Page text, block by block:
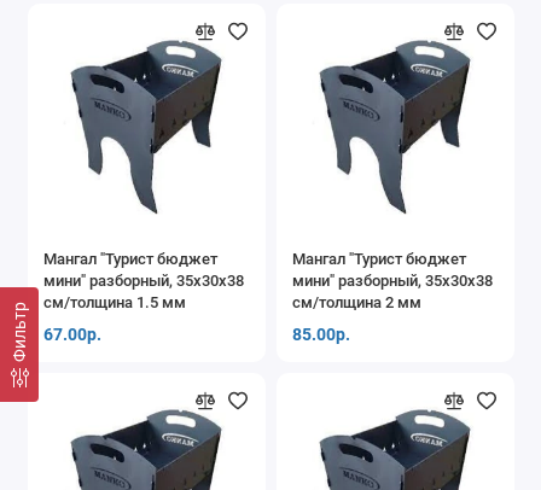
Фильтр
Мангал "Турист бюджет
мини" разборный, 35x30x38
см/толщина 1.5 мм
67.00р.
Мангал "Турист бюджет
мини" разборный, 35x30x38
см/толщина 2 мм
85.00р.